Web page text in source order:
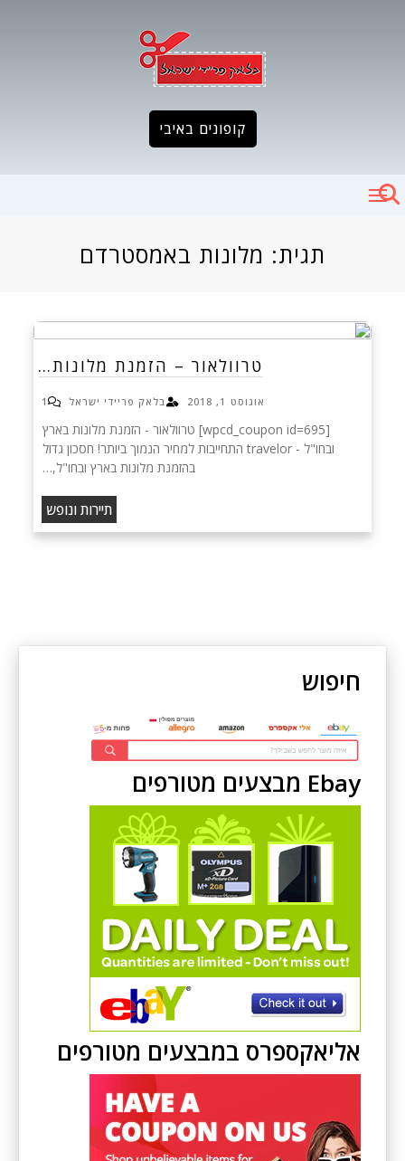
קופונים באיבי
תגית: מלונות באמסטרדם
טרוולאור – הזמנת מלונות…
אוגוסט 1, 2018 בלאק פריידי ישראל 1
[wpcd_coupon id=695] טרוולאור - הזמנת מלונות בארץ
ובחו"ל - travelor התחייבות למחיר הנמוך ביותר! חסכון גדול
בהזמנת מלונות בארץ ובחו"ל,…
תיירות ונופש
חיפוש
Ebay מבצעים מטורפים
אליאקספרס במבצעים מטורפים